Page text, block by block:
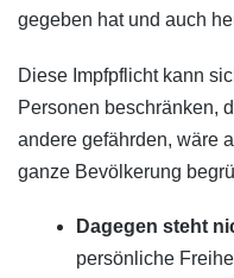
gegeben hat und auch
Diese Impfpflicht kann
Personen beschränken,
andere gefährden, wäre
ganze Bevölkerung
Dagegen steht
persönliche